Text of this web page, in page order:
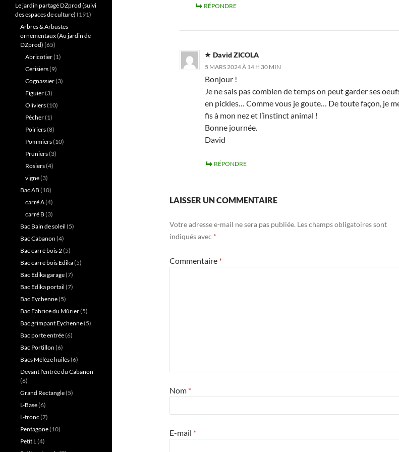
RÉPONDRE
David ZICOLA
5 MARS 2024 À 14 H 30 MIN
Bonjour !
Je ne sais pas combien de temps on peut garder ses
en pickles… Comme vous je goute… De toute façon, je
fis à mon nez et l’instinct animal !
Bonne journée.
David
RÉPONDRE
LAISSER UN COMMENTAIRE
Votre adresse e-mail ne sera pas publiée. Les champs obligatoires sont
indiqués avec *
Commentaire *
Nom *
E-mail *
Le jardin partagé DZprod (suivi
des espaces de culture) (191)
Arbres & Arbustes
ornementaux (Au jardin de
DZprod) (65)
Abricotier(1)
Cerisiers(9)
Cognassier(3)
Figuier(3)
Oliviers(10)
Pêcher(1)
Poiriers(8)
Pommiers(10)
Pruniers(3)
Rosiers(4)
vigne(3)
Bac AB (10)
carré A(4)
carré B (3)
Bac Bain de soleil (5)
Bac Cabanon (4)
Bac carré bois 2(5)
Bac carré bois Edika(5)
Bac Edika garage(7)
Bac Edika portail (7)
Bac Eychenne(5)
Bac Fabrice du Mûrier(5)
Bac grimpant Eychenne(5)
Bac porte entrée(6)
Bac Portillon (6)
Bacs Mélèze huilés(6)
Devant l'entrée du Cabanon
(6)
Grand Rectangle(5)
L-Base(6)
L-tronc (7)
Pentagone(10)
Petit L(4)